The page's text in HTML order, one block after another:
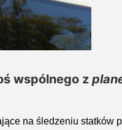
wspólnego z
na śledzeniu statków